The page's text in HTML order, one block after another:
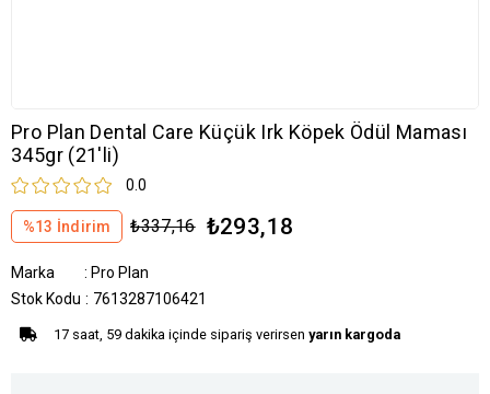
Pro Plan Dental Care Küçük Irk Köpek Ödül Maması
345gr (21'li)
0.0
%13 İndirim ₺337,16 ₺293,18
Marka : Pro Plan
Stok Kodu
7613287106421
17 saat, 59 dakika içinde sipariş verirsen yarın kargoda